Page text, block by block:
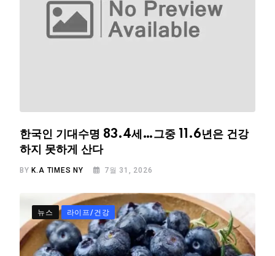
한국인 기대수명 83.4세…그중 11.6년은 건강
하지 못하게 산다
BY K.A TIMES NY 7월 31, 2026
뉴스 라이프/건강